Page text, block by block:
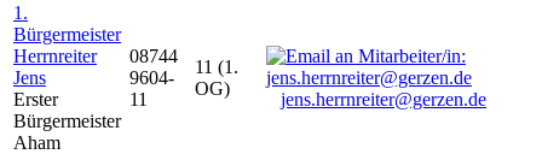
1.
Bürgermeister
Herrnreiter
Jens
Erster
Bürgermeister
Aham
08744
9604-
11
11 (1.
OG)
jens.herrnreiter@gerzen.de